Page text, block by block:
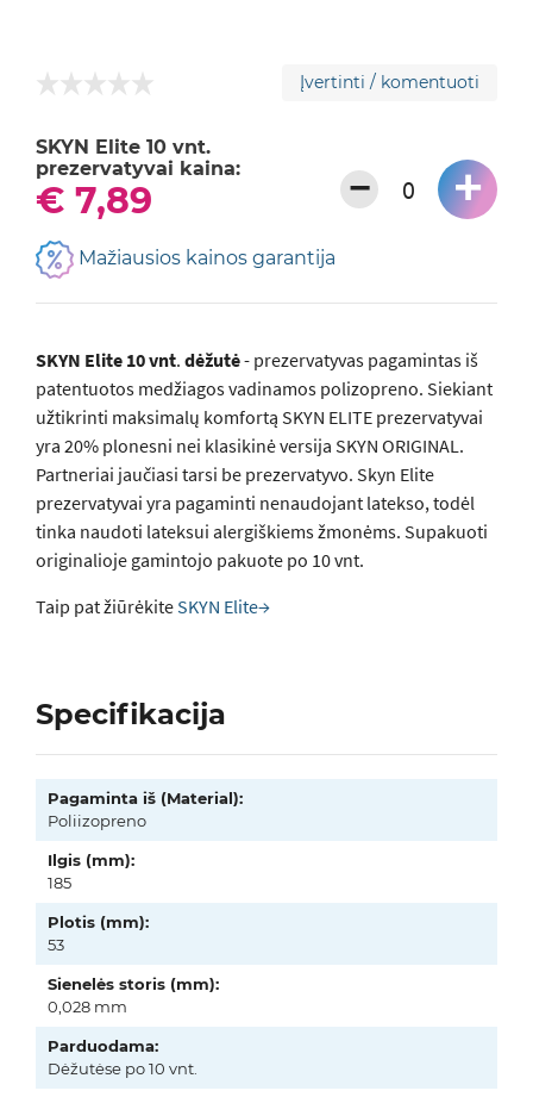
Įvertinti / komentuoti
SKYN Elite 10 vnt.
prezervatyvai kaina:
€ 7,89 − +
Mažiausios kainos garantija
SKYN Elite 10 vnt. dėžutė- prezervatyvas pagamintas iš
patentuotos medžiagos vadinamos polizopreno. Siekiant
užtikrinti maksimalų komfortą SKYN ELITE prezervatyvai
yra 20% plonesni nei klasikinė versija SKYN ORIGINAL.
Partneriai jaučiasi tarsi be prezervatyvo. Skyn Elite
prezervatyvai yra pagaminti nenaudojant latekso, todėl
tinka naudoti lateksui alergiškiems žmonėms. Supakuoti
originalioje gamintojo pakuote po 10 vnt.
Taip pat žiūrėkiteSKYN Elite→
Specifikacija
Pagaminta iš (Material):
Poliizopreno
Ilgis (mm):
185
Plotis (mm):
53
Sienelės storis (mm):
0,028 mm
Parduodama:
Dėžutėse po 10 vnt.